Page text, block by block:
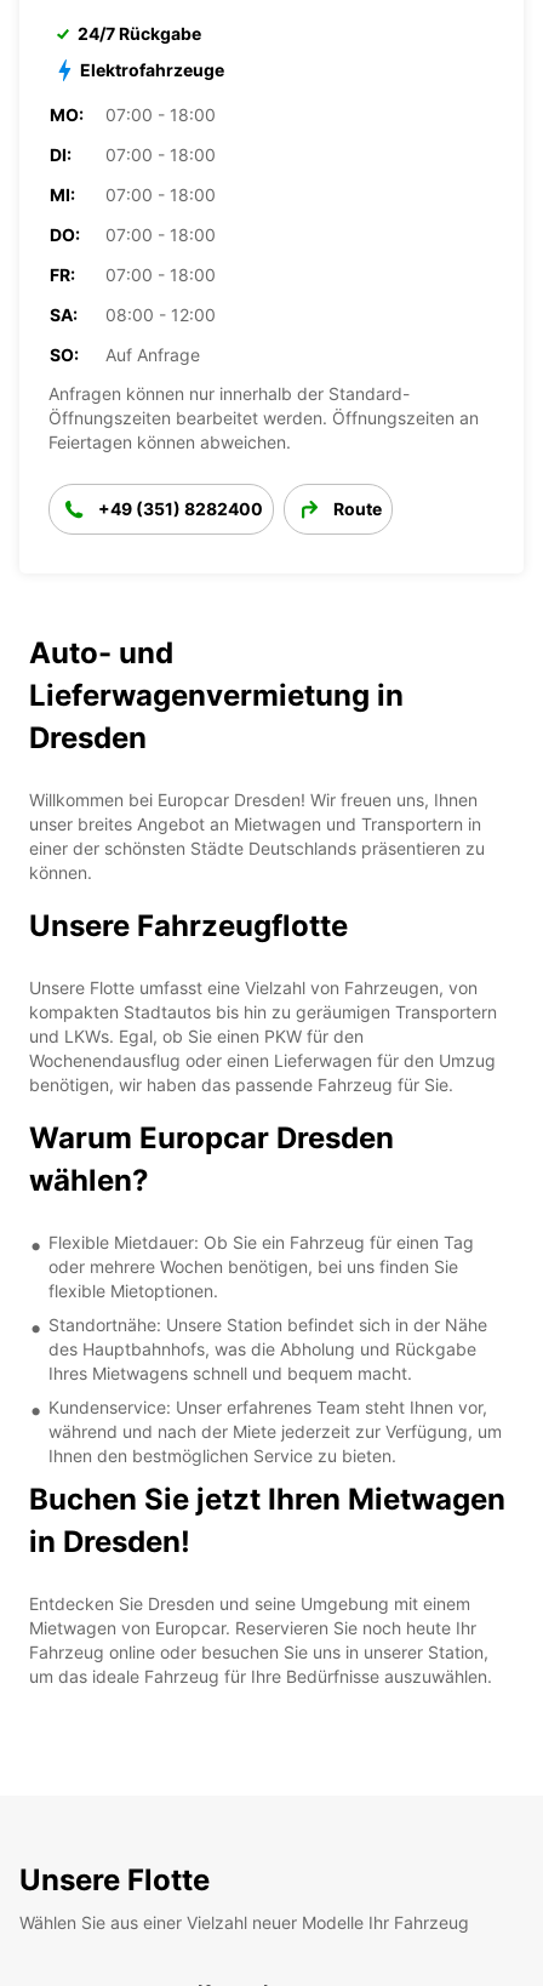
24/7 Rückgabe
Elektrofahrzeuge
MO:
07:00 - 18:00
DI:
07:00 - 18:00
MI:
07:00 - 18:00
DO:
07:00 - 18:00
FR:
07:00 - 18:00
SA:
08:00 - 12:00
SO:
Auf Anfrage
Anfragen können nur innerhalb der Standard-
Öffnungszeiten bearbeitet werden. Öffnungszeiten an
Feiertagen können abweichen.
+49 (351) 8282400 Route
Auto- und
Lieferwagenvermietung in
Dresden
Willkommen bei Europcar Dresden! Wir freuen uns, Ihnen
unser breites Angebot an Mietwagen und Transportern in
einer der schönsten Städte Deutschlands präsentieren zu
können.
Unsere Fahrzeugflotte
Unsere Flotte umfasst eine Vielzahl von Fahrzeugen, von
kompakten Stadtautos bis hin zu geräumigen Transportern
und LKWs. Egal, ob Sie einen PKW für den
Wochenendausflug oder einen Lieferwagen für den Umzug
benötigen, wir haben das passende Fahrzeug für Sie.
Warum Europcar Dresden
wählen?
Flexible Mietdauer: Ob Sie ein Fahrzeug für einen Tag
oder mehrere Wochen benötigen, bei uns finden Sie
flexible Mietoptionen.
Standortnähe: Unsere Station befindet sich in der Nähe
des Hauptbahnhofs, was die Abholung und Rückgabe
Ihres Mietwagens schnell und bequem macht.
Kundenservice: Unser erfahrenes Team steht Ihnen vor,
während und nach der Miete jederzeit zur Verfügung, um
Ihnen den bestmöglichen Service zu bieten.
Buchen Sie jetzt Ihren Mietwagen
in Dresden!
Entdecken Sie Dresden und seine Umgebung mit einem
Mietwagen von Europcar. Reservieren Sie noch heute Ihr
Fahrzeug online oder besuchen Sie uns in unserer Station,
um das ideale Fahrzeug für Ihre Bedürfnisse auszuwählen.
Unsere Flotte
Wählen Sie aus einer Vielzahl neuer Modelle Ihr Fahrzeug